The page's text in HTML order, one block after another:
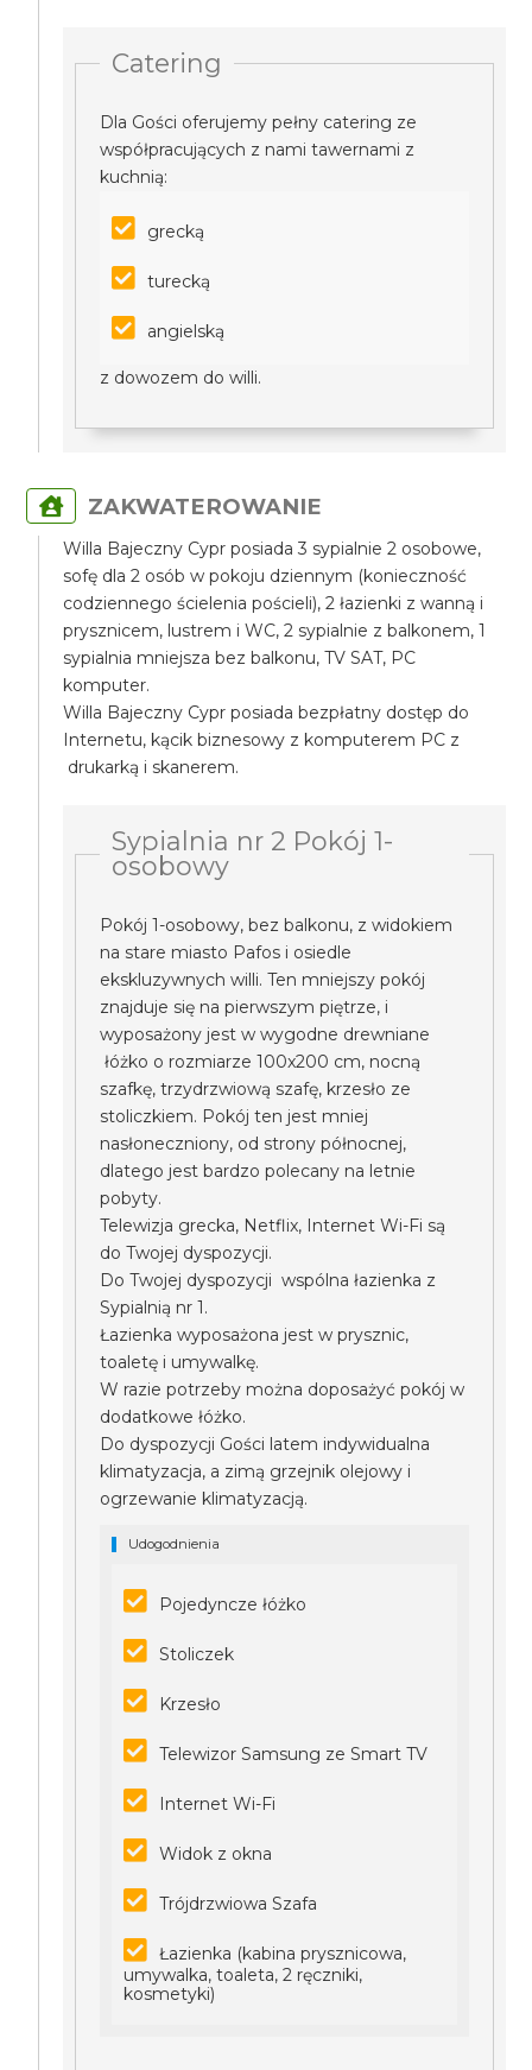
Catering
Dla Gości oferujemy pełny catering ze
współpracujących z nami tawernami z
kuchnią:
grecką
turecką
angielską
z dowozem do willi.
ZAKWATEROWANIE
Willa Bajeczny Cypr posiada 3 sypialnie 2 osobowe,
sofę dla 2 osób w pokoju dziennym (konieczność
codziennego ścielenia pościeli), 2 łazienki z wanną i
prysznicem, lustrem i WC, 2 sypialnie z balkonem, 1
sypialnia mniejsza bez balkonu, TV SAT, PC
komputer.
Willa Bajeczny Cypr posiada bezpłatny dostęp do
Internetu, kącik biznesowy z komputerem PC z
drukarką i skanerem.
Sypialnia nr 2 Pokój 1-
osobowy
Pokój 1-osobowy, bez balkonu, z widokiem
na stare miasto Pafos i osiedle
ekskluzywnych willi. Ten mniejszy pokój
znajduje się na pierwszym piętrze, i
wyposażony jest w wygodne drewniane
łóżko o rozmiarze 100x200 cm, nocną
szafkę, trzydrzwiową szafę, krzesło ze
stoliczkiem. Pokój ten jest mniej
nasłoneczniony, od strony północnej,
dlatego jest bardzo polecany na letnie
pobyty.
Telewizja grecka, Netflix, Internet Wi-Fi są
do Twojej dyspozycji.
Do Twojej dyspozycji wspólna łazienka z
Sypialnią nr 1.
Łazienka wyposażona jest w prysznic,
toaletę i umywalkę.
W razie potrzeby można doposażyć pokój w
dodatkowe łóżko.
Do dyspozycji Gości latem indywidualna
klimatyzacja, a zimą grzejnik olejowy i
ogrzewanie klimatyzacją.
Udogodnienia
Pojedyncze łóżko
Stoliczek
Krzesło
Telewizor Samsung ze Smart TV
Internet Wi-Fi
Widok z okna
Trójdrzwiowa Szafa
Łazienka (kabina prysznicowa,
umywalka, toaleta, 2 ręczniki,
kosmetyki)